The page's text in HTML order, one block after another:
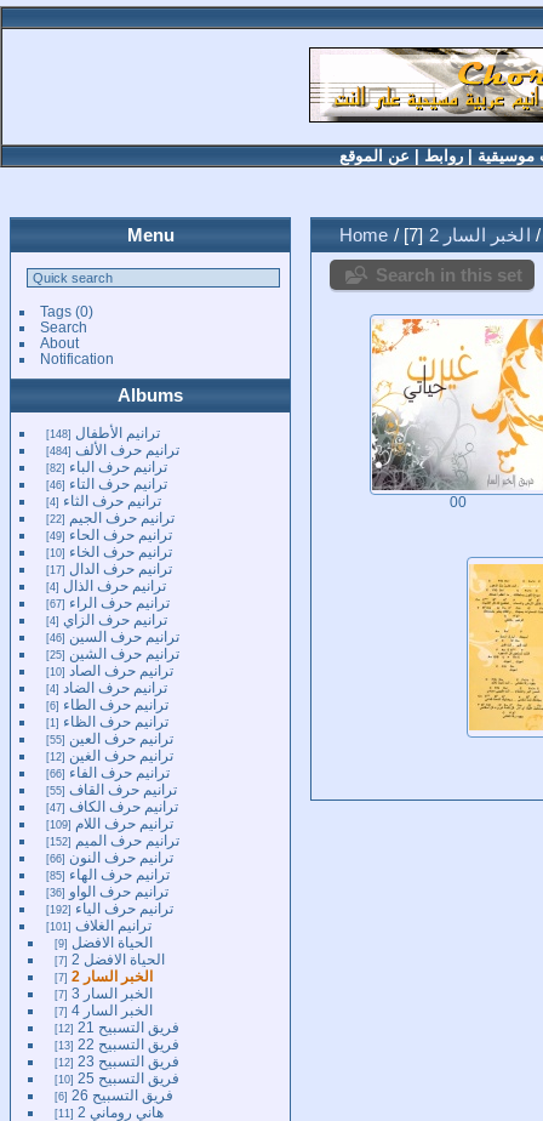
موسيقية |روابط عن الموقع
Menu
Tags(0)
Search
About
Notification
Albums
ترانيم الأطفال 148
ترانيم حرف الألف 484
ترانيم حرف الباء 82
ترانيم حرف التاء 46
ترانيم حرف الثاء 4
ترانيم حرف الجيم 22
ترانيم حرف الحاء 49
ترانيم حرف الخاء 10
ترانيم حرف الدال 17
ترانيم حرف الذال 4
ترانيم حرف الراء 67
ترانيم حرف الزاي 4
ترانيم حرف السين 46
ترانيم حرف الشين 25
ترانيم حرف الصاد 10
ترانيم حرف الضاد 4
ترانيم حرف الطاء 6
ترانيم حرف الظاء 1
ترانيم حرف العين 55
ترانيم حرف الغين 12
ترانيم حرف الفاء 66
ترانيم حرف القاف 55
ترانيم حرف الكاف 47
ترانيم حرف اللام 109
ترانيم حرف الميم 152
ترانيم حرف النون 66
ترانيم حرف الهاء 85
ترانيم حرف الواو 36
ترانيم حرف الياء 192
ترانيم الغلاف 101
الحياة الافضل 9
الحياة الافضل 2 7
الخبر السار 2 7
الخبر السار 3 7
الخبر السار 4 7
فريق التسبيح 21 12
فريق التسبيح 22 13
فريق التسبيح 23 12
فريق التسبيح 25 10
فريق التسبيح 26 6
هاني روماني 2 11
Home / الخبر السار 2
7
Search in this set
00